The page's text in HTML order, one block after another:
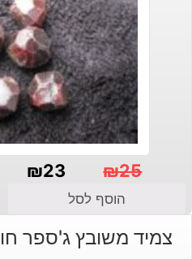
₪25
המקורי
היה:
₪23
הנוכחי
הוא:
הוסף לסל
צמיד משובץ ג'ספר